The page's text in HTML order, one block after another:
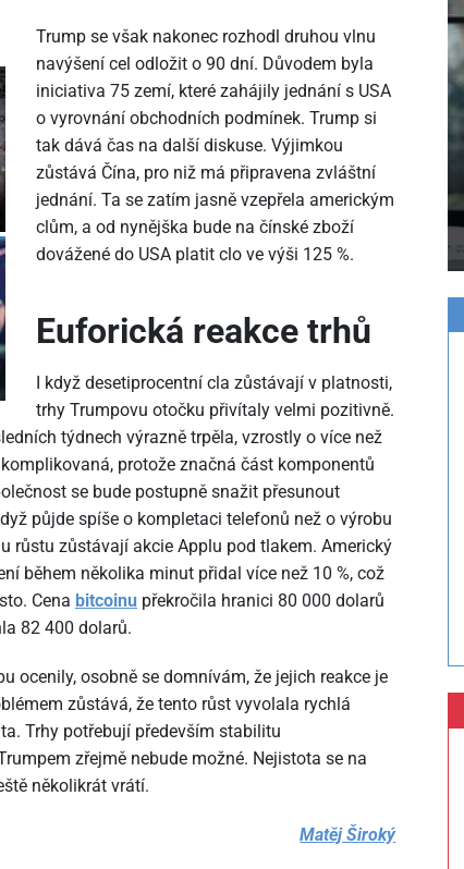
Trump se však nakonec rozhodl druhou vlnu
navýšení cel odložit o 90 dní. Důvodem byla
iniciativa 75 zemí, které zahájily jednání s USA
o vyrovnání obchodních podmínek. Trump si
tak dává čas na další diskuse. Výjimkou
zůstává Čína, pro niž má připravena zvláštní
jednání. Ta se zatím jasně vzepřela americkým
clům, a od nynějška bude na čínské zboží
dovážené do USA platit clo ve výši 125 %.
Euforická reakce trhů
I když desetiprocentní cla zůstávají v platnosti,
trhy Trumpovu otočku přivítaly velmi pozitivně.
týdnech výrazně trpěla, vzrostly o více než
protože značná část komponentů
se bude postupně snažit přesunout
půjde spíše o kompletaci telefonů než o výrobu
růstu zůstávají akcie Applu pod tlakem. Americký
během několika minut přidal více než 10 %, což
Cena bitcoinu překročila hranici 80 000 dolarů
82 400 dolarů.
ocenily, osobně se domnívám, že jejich reakce je
zůstává, že tento růst vyvolala rychlá
Trhy potřebují především stabilitu
zřejmě nebude možné. Nejistota se na
několikrát vrátí.
Matěj Široký